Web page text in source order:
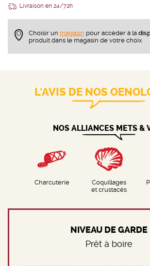
Livraison en 24/72h
Choisir un magasin pour accèder à la
produit dans le magasin de votre choix
L'AVIS DE NOS
NOS ALLIANCES METS &
Charcuterie
Coquillages
et crustacés
NIVEAU DE GARDE
Prêt à boire